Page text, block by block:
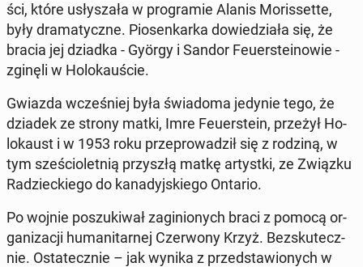
ści, które usły­sza­ła w pro­gra­mie Alanis Mo­ris­set­te,
były dra­ma­tycz­ne. Pio­sen­kar­ka do­wie­dzia­ła się, że
bracia jej dziadka - György i Sandor Feu­er­ste­ino­wie -
zginęli w Ho­lo­kau­ście.
Gwiazda wcze­śniej była świa­do­ma jedynie tego, że
dziadek ze strony matki, Imre Feu­er­ste­in, przeżył Ho­
lo­kaust i w 1953 roku prze­pro­wa­dził się z rodziną, w
tym sze­ścio­let­nią przy­szłą matkę ar­tyst­ki, ze Związku
Ra­dziec­kie­go do ka­na­dyj­skie­go Ontario.
Po wojnie po­szu­ki­wał za­gi­nio­nych braci z pomocą or­
ga­ni­za­cji hu­ma­ni­tar­nej Czer­wo­ny Krzyż. Bez­sku­tecz­
nie. Osta­tecz­nie – jak wynika z przed­sta­wio­nych w